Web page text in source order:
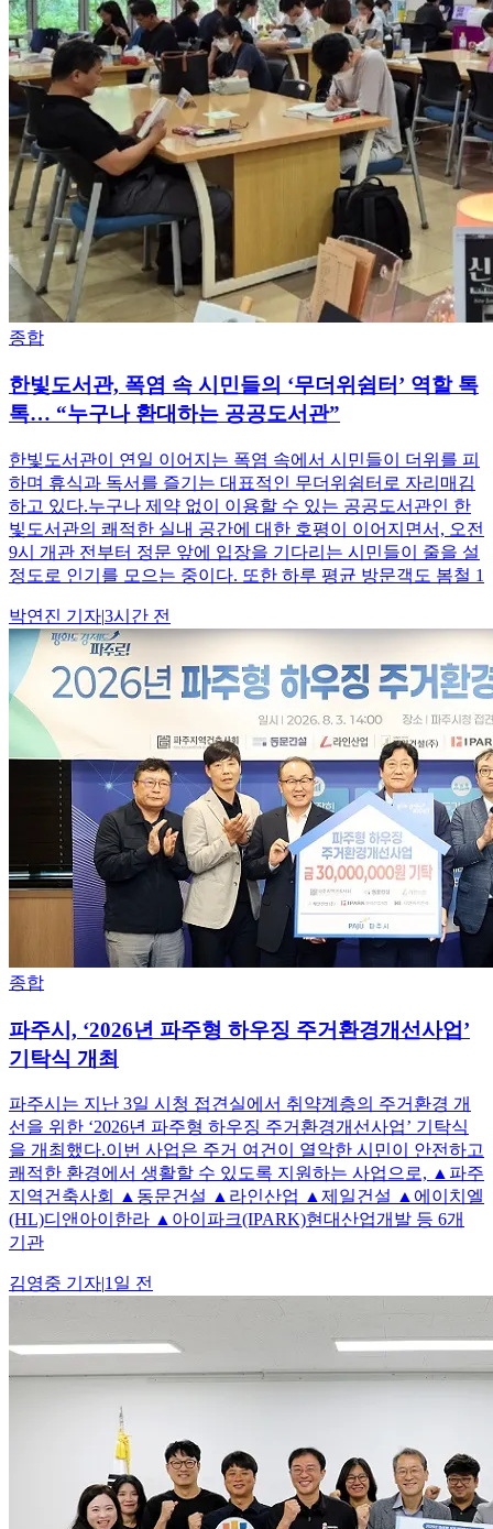
종합
한빛도서관, 폭염 속 시민들의 ‘무더위쉼터’ 역할 톡
톡… “누구나 환대하는 공공도서관”
한빛도서관이 연일 이어지는 폭염 속에서 시민들이 더위를 피
하며 휴식과 독서를 즐기는 대표적인 무더위쉼터로 자리매김
하고 있다.누구나 제약 없이 이용할 수 있는 공공도서관인 한
빛도서관의 쾌적한 실내 공간에 대한 호평이 이어지면서, 오전
9시 개관 전부터 정문 앞에 입장을 기다리는 시민들이 줄을 설
정도로 인기를 모으는 중이다. 또한 하루 평균 방문객도 봄철 1
박연진 기자|3시간 전
종합
파주시, ‘2026년 파주형 하우징 주거환경개선사업’
기탁식 개최
파주시는 지난 3일 시청 접견실에서 취약계층의 주거환경 개
선을 위한 ‘2026년 파주형 하우징 주거환경개선사업’ 기탁식
을 개최했다.이번 사업은 주거 여건이 열악한 시민이 안전하고
쾌적한 환경에서 생활할 수 있도록 지원하는 사업으로, ▲파주
지역건축사회 ▲동문건설 ▲라인산업 ▲제일건설 ▲에이치엘
(HL)디앤아이한라 ▲아이파크(IPARK)현대산업개발 등 6개
기관
김영중 기자|1일 전